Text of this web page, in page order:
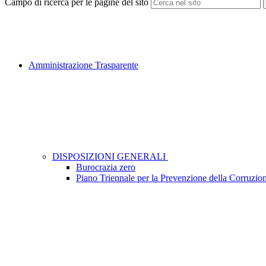
Campo di ricerca per le pagine del sito
Amministrazione Trasparente
DISPOSIZIONI GENERALI
Burocrazia zero
Piano Triennale per la Prevenzione della